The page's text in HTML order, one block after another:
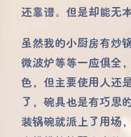
还靠谱。但是却能无
虽然我的小厨房有炒
微波炉等等一应俱全
色，但主要使用人还
了，碗具也是有巧思
装锅碗就派上了用场